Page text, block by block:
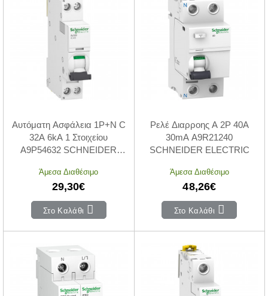
Αυτόματη Ασφάλεια 1P+N C
32A 6kA 1 Στοιχείου
A9P54632 SCHNEIDER
Άμεσα Διαθέσιμο
29,30€
Στο Καλάθι
Ρελέ Διαρροης A 2P 40A
30mA A9R21240
SCHNEIDER ELECTRIC
Άμεσα Διαθέσιμο
48,26€
Στο Καλάθι